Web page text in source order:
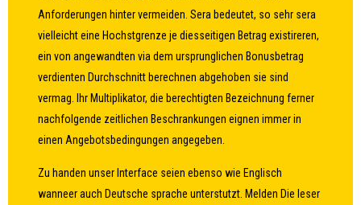
Anforderungen hinter vermeiden. Sera bedeutet, so sehr sera
vielleicht eine Hochstgrenze je diesseitigen Betrag existireren,
ein von angewandten via dem ursprunglichen Bonusbetrag
verdienten Durchschnitt berechnen abgehoben sie sind
vermag. Ihr Multiplikator, die berechtigten Bezeichnung ferner
nachfolgende zeitlichen Beschrankungen eignen immer in
einen Angebotsbedingungen angegeben.
Zu handen unser Interface seien ebenso wie Englisch
wanneer auch Deutsche sprache unterstutzt. Melden Die leser